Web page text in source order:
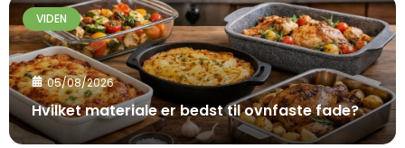
VIDEN
05/08/2026
Hvilket materiale er bedst til ovnfaste fade?